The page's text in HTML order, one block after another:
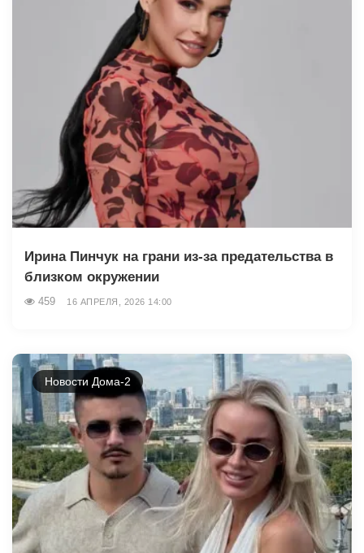
Ирина Пинчук на грани из-за предательства в
близком окружении
459 16 АПРЕЛЯ, 2026 14:00
Новости Дома-2